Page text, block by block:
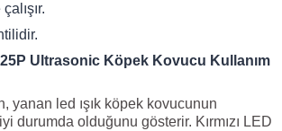
Ultrasonic Köpek Kovucu Kullanım
yanan led ışık köpek kovucunun
iyi durumda olduğunu gösterir. Kırmızı LED